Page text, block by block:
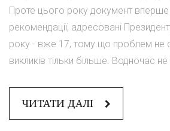
Проте цього року документ
рекомендації, адресовані
року - вже 17, тому що проблем не
викликів тільки більше. Водночас не
ЧИТАТИ ДАЛІ